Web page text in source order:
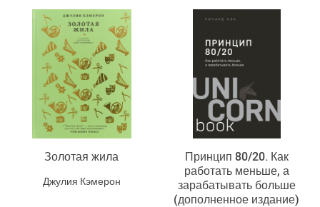
Золотая жила
Джулия Кэмерон
Принцип 80/20. Как
работать меньше, а
зарабатывать больше
(дополненное издание)